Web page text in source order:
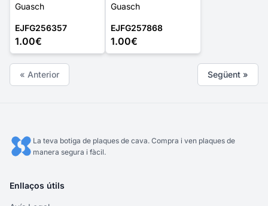
Guasch
EJFG256357
1.00€
Guasch
EJFG257868
1.00€
« Anterior Següent »
La teva botiga de plaques de cava. Compra i ven plaques de
manera segura i fàcil.
Enllaços útils